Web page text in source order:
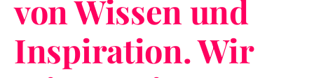
von Wissen und
Inspiration. Wir